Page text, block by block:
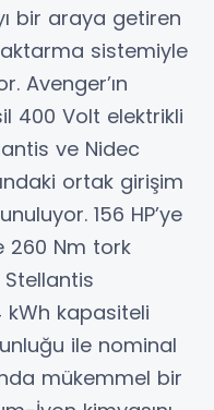
bir araya getiren
sistemiyle
Avenger’ın
400 Volt elektrikli
ve Nidec
ortak girişim
156 HP’ye
260 Nm tork
kapasiteli
ile nominal
mükemmel bir